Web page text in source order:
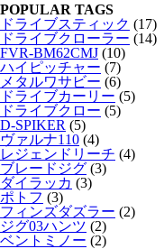
POPULAR TAGS
ドライブスティック (17)
ドライブクローラー (14)
FVR-BM62CMJ (10)
ハイピッチャー (7)
メタルワサビー (6)
ドライブカーリー (5)
ドライブクロー (5)
D-SPIKER (5)
ヴァルナ110 (4)
レジェンドリーチ (4)
ブレードジグ (3)
ダイラッカ (3)
ポトフ (3)
フィンズダズラー (2)
ジグ03ハンツ (2)
ベントミノー (2)